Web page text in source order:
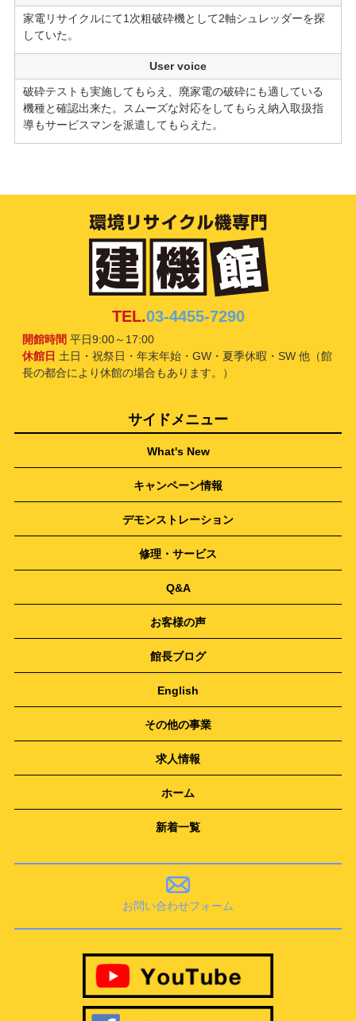
家電リサイクルにて1次粗破砕機として2軸シュレッダーを探
していた。
User voice
破砕テストも実施してもらえ、廃家電の破砕にも適している
機種と確認出来た。スムーズな対応をしてもらえ納入取扱指
導もサービスマンを派遣してもらえた。
TEL.03-4455-7290
開館時間 平日9:00～17:00
休館日 土日・祝祭日・年末年始・GW・夏季休暇・SW 他（館
長の都合により休館の場合もあります。）
サイドメニュー
What's New
キャンペーン情報
デモンストレーション
修理・サービス
Q&A
お客様の声
館長ブログ
English
その他の事業
求人情報
ホーム
新着一覧
お問い合わせフォーム